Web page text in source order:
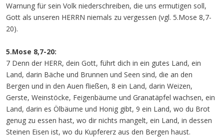
Warnung für sein Volk niederschreiben, die uns ermutigen soll,
Gott als unseren HERRN niemals zu vergessen (vgl. 5.Mose 8,7-
20).
5.Mose 8,7-20:
7 Denn der HERR, dein Gott, führt dich in ein gutes Land, ein
Land, darin Bäche und Brunnen und Seen sind, die an den
Bergen und in den Auen fließen, 8 ein Land, darin Weizen,
Gerste, Weinstöcke, Feigenbäume und Granatäpfel wachsen, ein
Land, darin es Ölbäume und Honig gibt, 9 ein Land, wo du Brot
genug zu essen hast, wo dir nichts mangelt, ein Land, in dessen
Steinen Eisen ist, wo du Kupfererz aus den Bergen haust.